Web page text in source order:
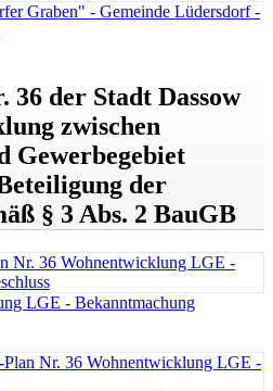
Graben" - Gemeinde Lüdersdorf -
36 der Stadt Dassow
zwischen
Gewerbegebiet
der
§ 3 Abs. 2 BauGB
LGE - Bekanntmachung